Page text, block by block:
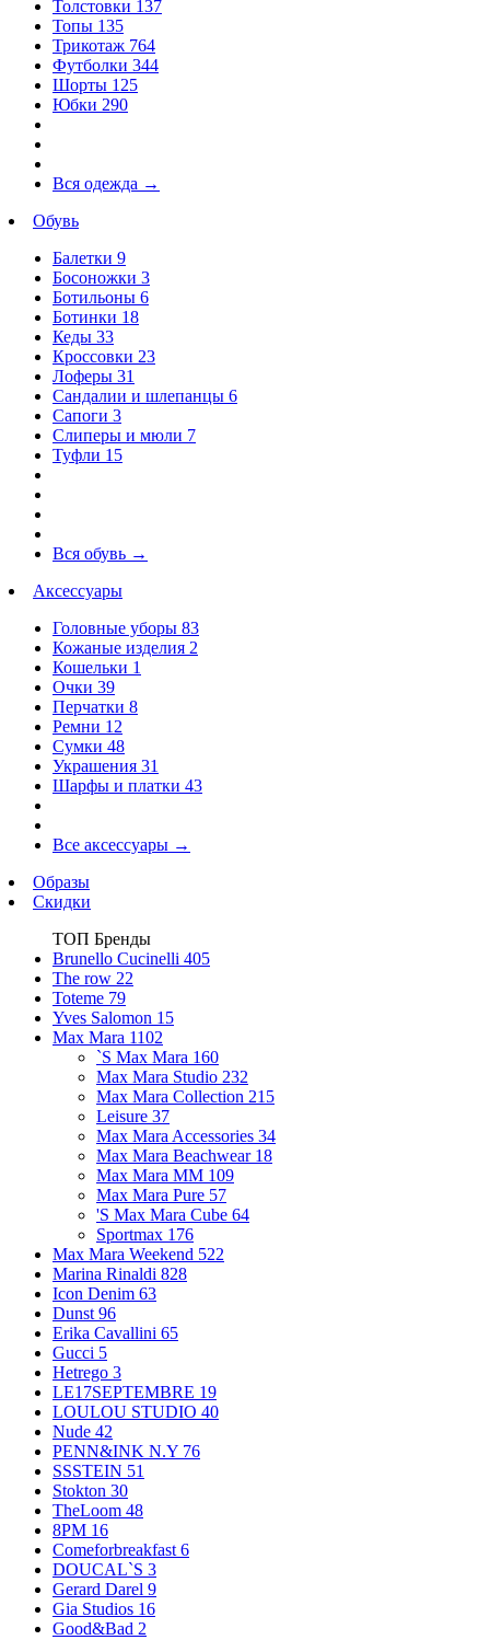
Толстовки 137
Топы 135
Трикотаж 764
Футболки 344
Шорты 125
Юбки 290
Вся одежда →
Обувь
Балетки 9
Босоножки 3
Ботильоны 6
Ботинки 18
Кеды 33
Кроссовки 23
Лоферы 31
Сандалии и шлепанцы 6
Сапоги 3
Слиперы и мюли 7
Туфли 15
Вся обувь →
Аксессуары
Головные уборы 83
Кожаные изделия 2
Кошельки 1
Очки 39
Перчатки 8
Ремни 12
Сумки 48
Украшения 31
Шарфы и платки 43
Все аксессуары →
Образы
Скидки
ТОП Бренды
Brunello Cucinelli 405
The row 22
Toteme 79
Yves Salomon 15
Max Mara 1102
`S Max Mara 160
Max Mara Studio 232
Max Mara Collection 215
Leisure 37
Max Mara Accessories 34
Max Mara Beachwear 18
Max Mara MM 109
Max Mara Pure 57
'S Max Mara Cube 64
Sportmax 176
Max Mara Weekend 522
Marina Rinaldi 828
Icon Denim 63
Dunst 96
Erika Cavallini 65
Gucci 5
Hetrego 3
LE17SEPTEMBRE 19
LOULOU STUDIO 40
Nude 42
PENN&INK N.Y 76
SSSTEIN 51
Stokton 30
TheLoom 48
8PM 16
Comeforbreakfast 6
DOUCAL`S 3
Gerard Darel 9
Gia Studios 16
Good&Bad 2